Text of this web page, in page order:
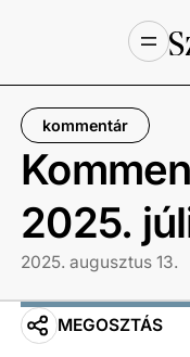
kommentár
2025.
2025. augusztus 13.
MEGOSZTÁS